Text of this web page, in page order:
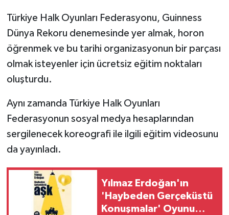
Türkiye Halk Oyunları Federasyonu, Guinness
Dünya Rekoru denemesinde yer almak, horon
öğrenmek ve bu tarihi organizasyonun bir parçası
olmak isteyenler için ücretsiz eğitim noktaları
oluşturdu.
Aynı zamanda Türkiye Halk Oyunları
Federasyonun sosyal medya hesaplarından
sergilenecek koreografi ile ilgili eğitim videosunu
da yayınladı.
Yılmaz Erdoğan'ın
'Haybeden Gerçeküstü
Konuşmalar' Oyunu